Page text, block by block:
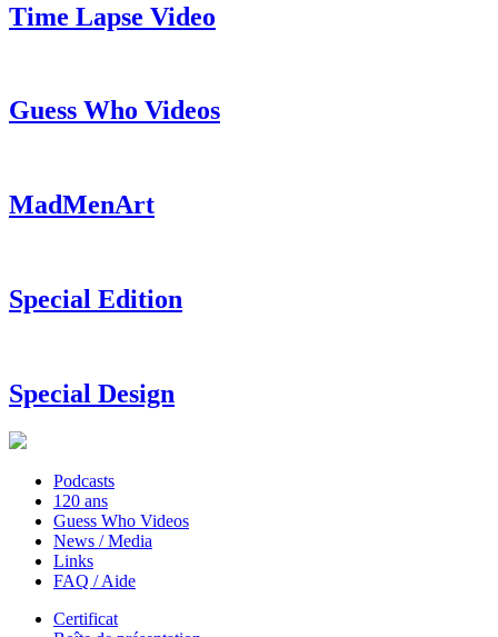
Time Lapse Video
Guess Who Videos
MadMenArt
Special Edition
Special Design
Podcasts
120 ans
Guess Who Videos
News / Media
Links
FAQ / Aide
Certificat